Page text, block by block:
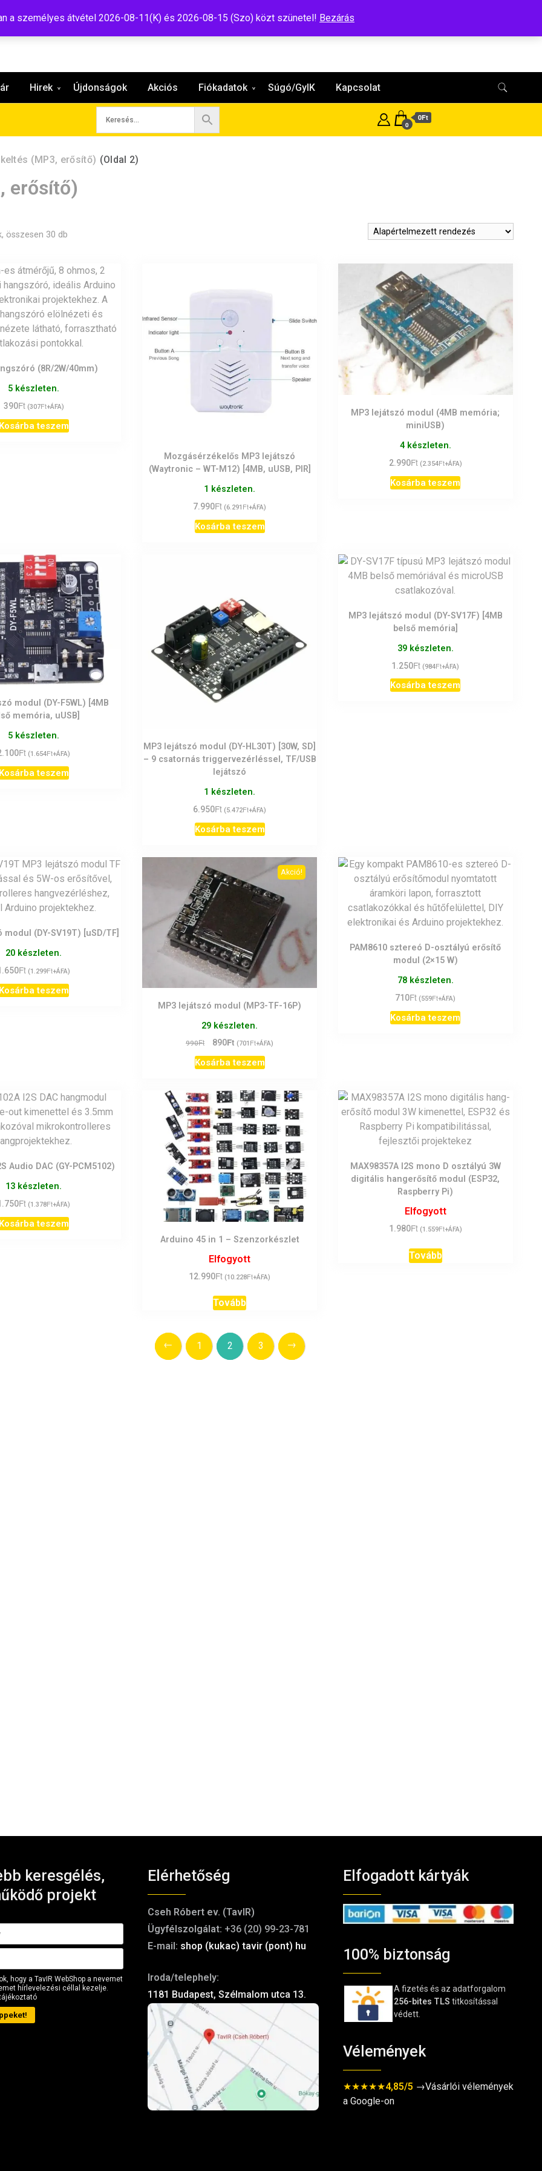
a személyes átvétel 2026-08-11(K) és 2026-08-15 (Szo) közt szünetel! Bezárás
Hirek Újdonságok Akciós Fiókadatok Súgó/GyIK Kapcsolat
0
0Ft
(MP3, erősítő) (Oldal 2)
erősítő)
összesen 30 db
(8R/2W/40mm)
5 készleten.
390Ft (307Ft+ÁFA)
Kosárba teszem
Mozgásérzékelős MP3 lejátszó
(Waytronic – WT-M12) [4MB, uUSB, PIR]
1 készleten.
7.990Ft (6.291 Ft+ÁFA)
Kosárba teszem
MP3 lejátszó modul (4MB memória;
miniUSB)
4 készleten.
2.990Ft (2.354Ft+ÁFA)
Kosárba teszem
modul (DY-F5WL) [4MB
memória, uUSB]
5 készleten.
Ft (1.654Ft+ÁFA)
Kosárba teszem
MP3 lejátszó modul (DY-HL30T) [30W, SD]
– 9 csatornás triggervezérléssel, TF/USB
lejátszó
1 készleten.
6.950Ft (5.472Ft+ÁFA)
Kosárba teszem
MP3 lejátszó modul (DY-SV17F) [4MB
belső memória]
39 készleten.
1.250Ft (984Ft+ÁFA)
Kosárba teszem
modul (DY-SV19T) [uSD/TF]
20 készleten.
Ft (1.299Ft+ÁFA)
Kosárba teszem
Akció!
MP3 lejátszó modul (MP3-TF-16P)
29 készleten.
990Ft
Original
price
was:
890Ft Current
price
is:
(701 Ft+ÁFA)
Kosárba teszem
PAM8610 sztereó D-osztályú erősítő
modul (2×15 W)
78 készleten.
710Ft (559Ft+ÁFA)
Kosárba teszem
Audio DAC (GY-PCM5102)
13 készleten.
Ft (1.378Ft+ÁFA)
Kosárba teszem
Arduino 45 in 1 – Szenzorkészlet
Elfogyott
12.990Ft (10.228Ft+ÁFA)
Tovább
MAX98357A I2S mono D osztályú 3W
digitális hang­erősítő modul (ESP32,
Raspberry Pi)
Elfogyott
1.980Ft (1.559Ft+ÁFA)
Tovább
← 1 2 3 →
keresgélés,
projekt
hogy a TavIR WebShop a nevemet
hírlevelezési céllal kezelje.
Elérhetőség
Cseh Róbert ev. (TavIR)
Ügyfélszolgálat: +36 (20) 99-23-781
E-mail: shop (kukac) tavir (pont) hu
Iroda/telephely:
1181 Budapest, Szélmalom utca 13.
Elfogadott kártyák
100% biztonság
A fizetés és az adatforgalom
256-bites TLS titkosítással
védett.
Vélemények
★★★★★4,85/5 →Vásárlói vélemények
a Google-on